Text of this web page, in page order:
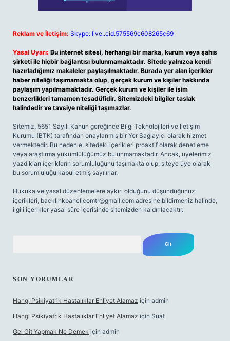
Reklam ve İletişim: Skype: live:.cid.575569c608265c69
Yasal Uyarı: Bu internet sitesi, herhangi bir marka, kurum veya şahıs
şirketi ile hiçbir bağlantısı bulunmamaktadır. Sitede yalnızca kendi
hazırladığımız makaleler paylaşılmaktadır. Burada yer alan içerikler
haber niteliği taşımamakta olup, gerçek kurum ve kişiler hakkında
paylaşım yapılmamaktadır. Gerçek kurum ve kişiler ile isim
benzerlikleri tamamen tesadüfidir. Sitemizdeki bilgiler taslak
halindedir ve tavsiye niteliği taşımazlar.
Sitemiz, 5651 Sayılı Kanun gereğince Bilgi Teknolojileri ve İletişim
Kurumu (BTK) tarafından onaylanmış bir Yer Sağlayıcı olarak hizmet
vermektedir. Bu nedenle, sitedeki içerikleri proaktif olarak denetleme
veya araştırma yükümlülüğümüz bulunmamaktadır. Ancak, üyelerimiz
yazdıkları içeriklerin sorumluluğunu taşımakta olup, siteye üye olarak
bu sorumluluğu kabul etmiş sayılırlar.
Hukuka ve yasal düzenlemelere aykırı olduğunu düşündüğünüz
içerikleri, backlinkpanelicomtr@gmail.com adresine bildirmeniz halinde,
ilgili içerikler yasal süre içerisinde sitemizden kaldırılacaktır.
SON YORUMLAR
Hangi Psikiyatrik Hastalıklar Ehliyet Alamaz için admin
Hangi Psikiyatrik Hastalıklar Ehliyet Alamaz için Suat
Gel Git Yapmak Ne Demek için admin